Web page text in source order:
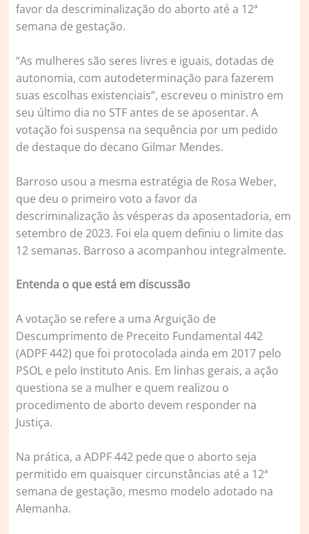
favor da descriminalização do aborto até a 12ª
semana de gestação.
“As mulheres são seres livres e iguais, dotadas de
autonomia, com autodeterminação para fazerem
suas escolhas existenciais”, escreveu o ministro em
seu último dia no STF antes de se aposentar. A
votação foi suspensa na sequência por um pedido
de destaque do decano Gilmar Mendes.
Barroso usou a mesma estratégia de Rosa Weber,
que deu o primeiro voto a favor da
descriminalização às vésperas da aposentadoria, em
setembro de 2023. Foi ela quem definiu o limite das
12 semanas. Barroso a acompanhou integralmente.
Entenda o que está em discussão
A votação se refere a uma Arguição de
Descumprimento de Preceito Fundamental 442
(ADPF 442) que foi protocolada ainda em 2017 pelo
PSOL e pelo Instituto Anis. Em linhas gerais, a ação
questiona se a mulher e quem realizou o
procedimento de aborto devem responder na
Justiça.
Na prática, a ADPF 442 pede que o aborto seja
permitido em quaisquer circunstâncias até a 12ª
semana de gestação, mesmo modelo adotado na
Alemanha.